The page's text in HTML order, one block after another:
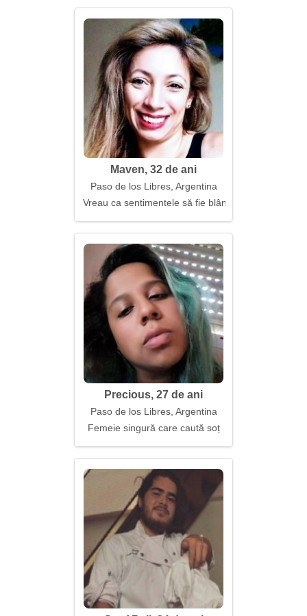
Maven, 32 de ani
Paso de los Libres, Argentina
Vreau ca sentimentele să fie blânde
Precious, 27 de ani
Paso de los Libres, Argentina
Femeie singură care caută soț